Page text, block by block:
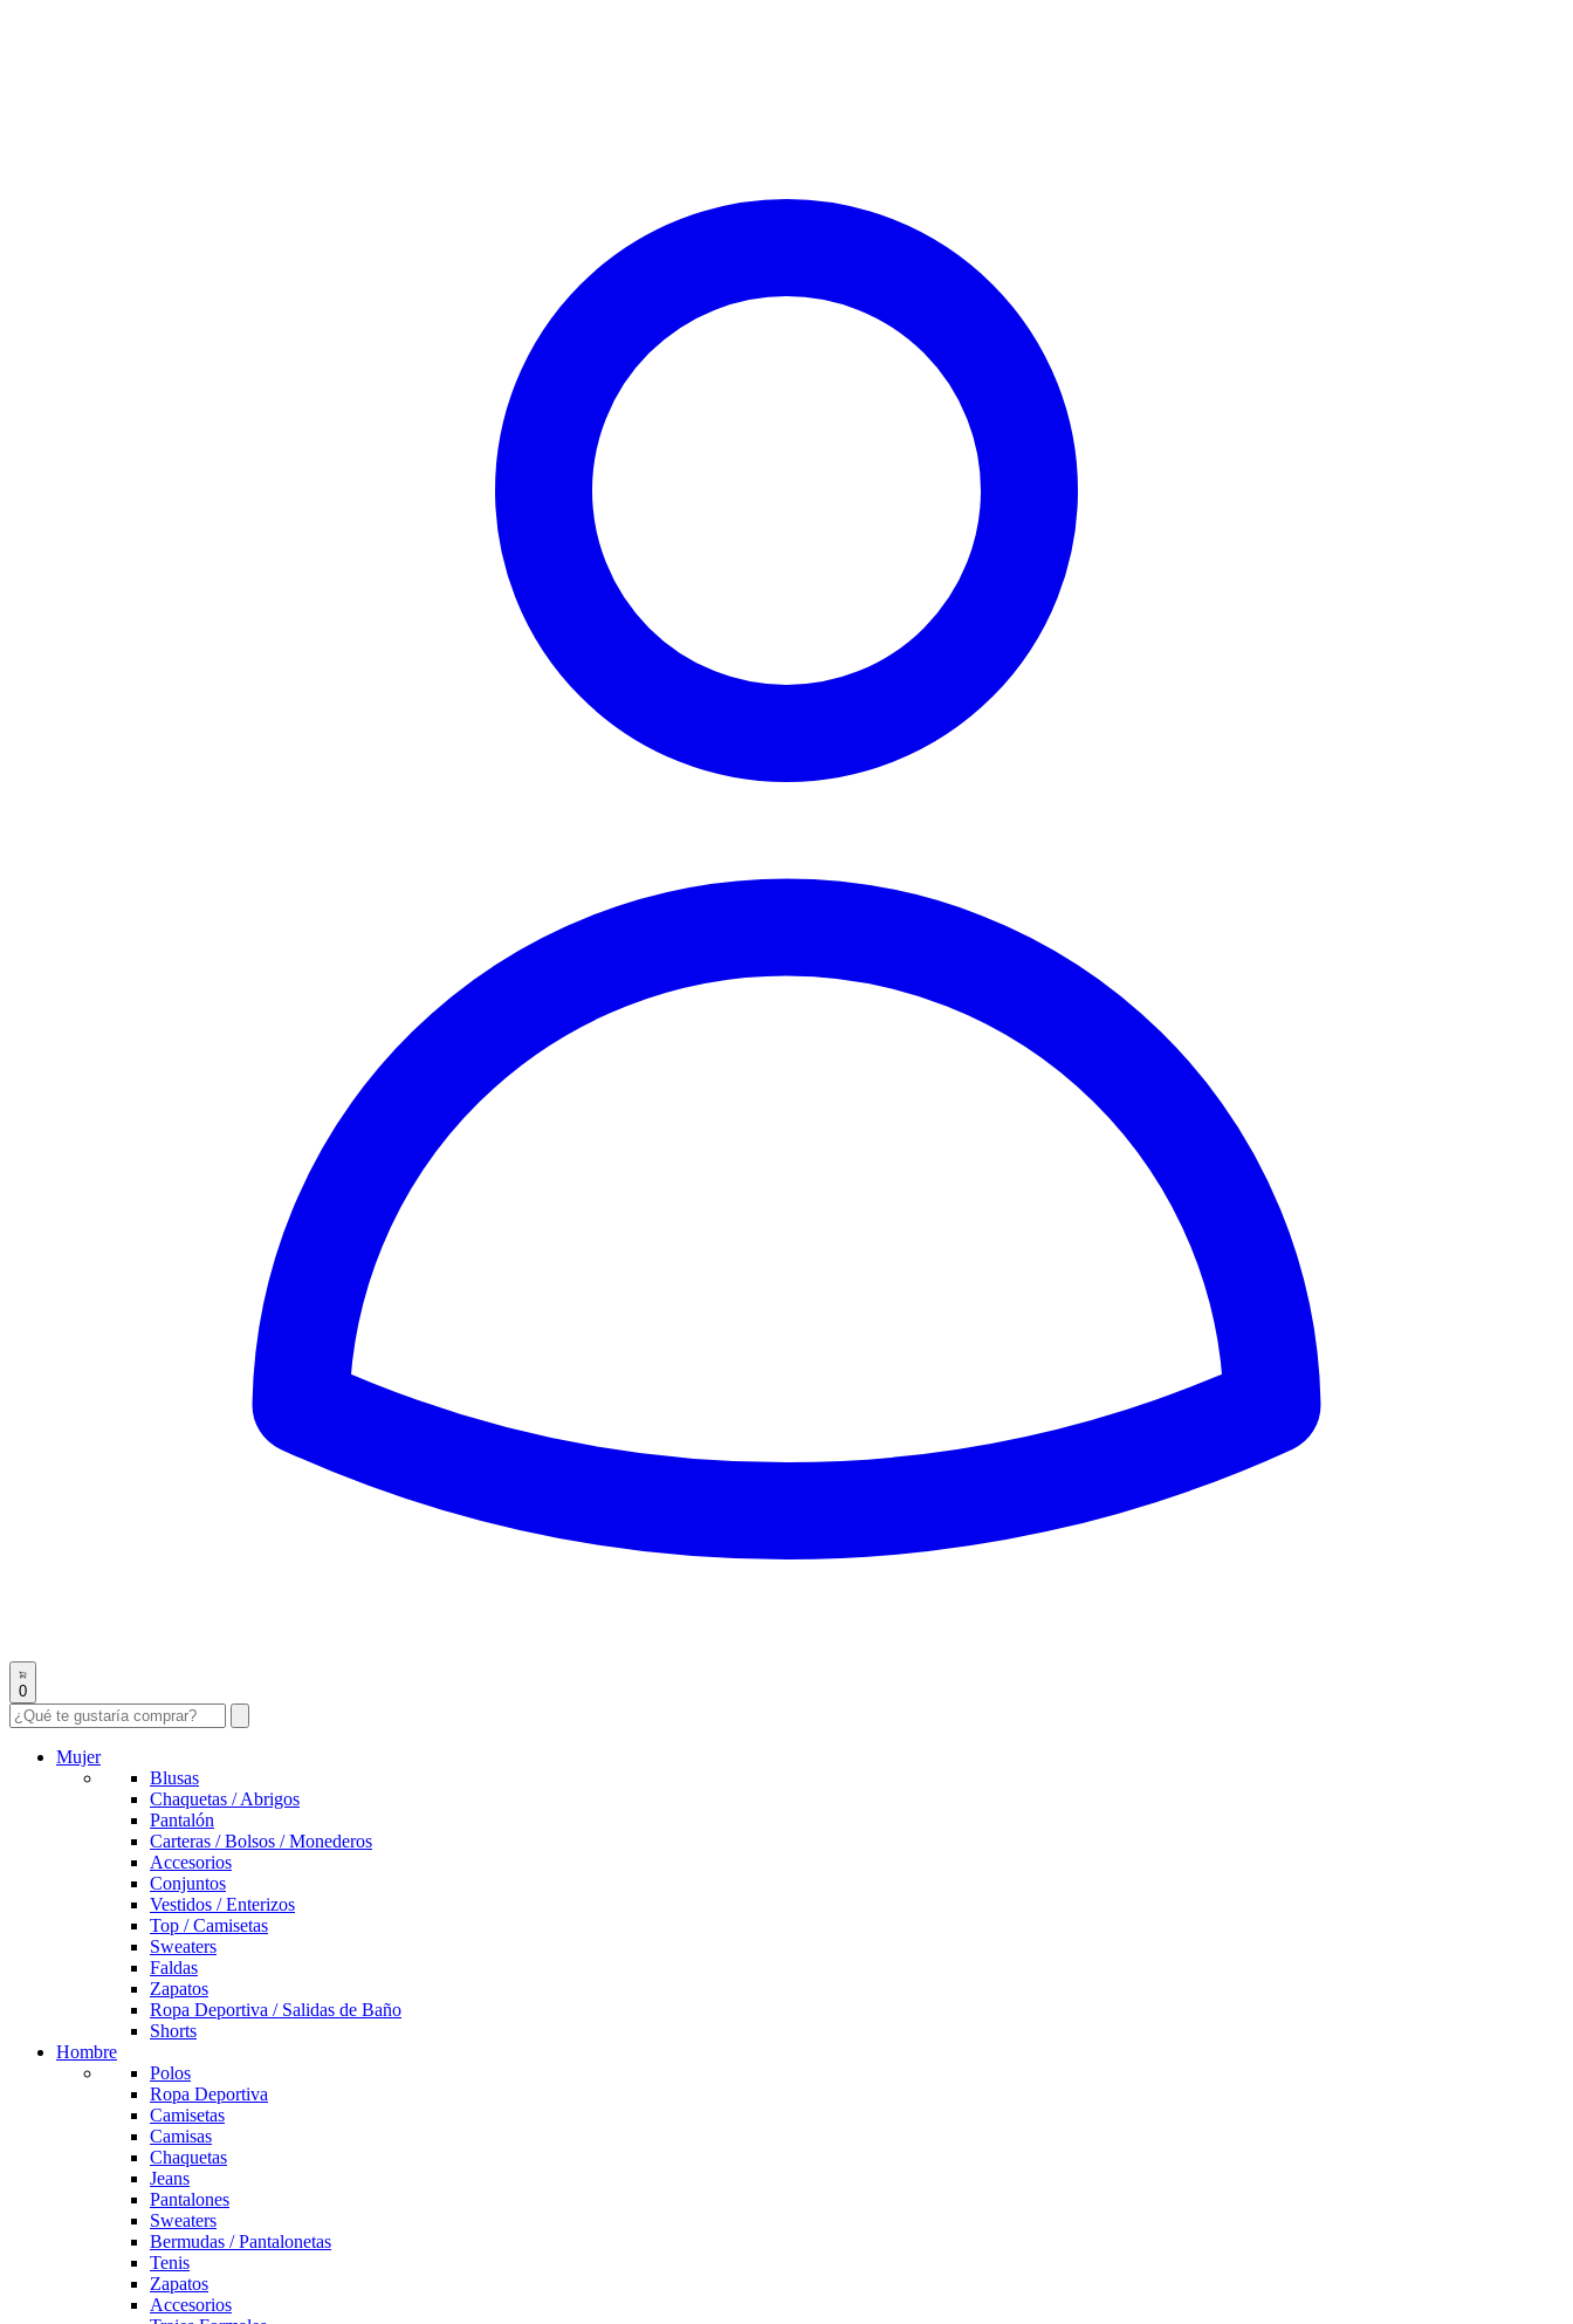
0
Mujer
Blusas
Chaquetas / Abrigos
Pantalón
Carteras / Bolsos / Monederos
Accesorios
Conjuntos
Vestidos / Enterizos
Top / Camisetas
Sweaters
Faldas
Zapatos
Ropa Deportiva / Salidas de Baño
Shorts
Hombre
Polos
Ropa Deportiva
Camisetas
Camisas
Chaquetas
Jeans
Pantalones
Sweaters
Bermudas / Pantalonetas
Tenis
Zapatos
Accesorios